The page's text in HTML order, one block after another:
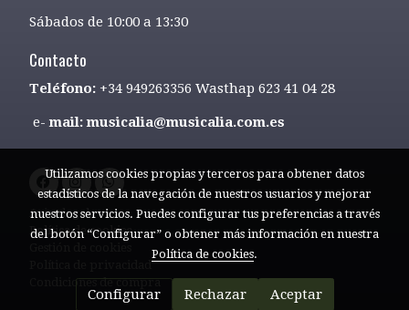
Sábados de 10:00 a 13:30
Contacto
Teléfono: +34 949263356 Wasthap 623 41 04 28
e-mail: musicalia@musicalia.com.es
Aviso legal
Política de cookies
Condiciones de compra
Utilizamos cookies propias y terceros para obtener datos
estadísticos de la navegación de nuestros usuarios y mejorar
nuestros servicios. Puedes configurar tus preferencias a través
del botón “Configurar” o obtener más información en nuestra
Política de cookies.
Configurar Rechazar Aceptar